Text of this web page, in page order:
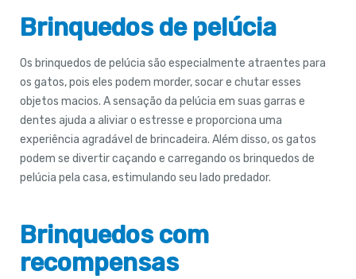
Brinquedos de pelúcia
Os brinquedos de pelúcia são especialmente atraentes para
os gatos, pois eles podem morder, socar e chutar esses
objetos macios. A sensação da pelúcia em suas garras e
dentes ajuda a aliviar o estresse e proporciona uma
experiência agradável de brincadeira. Além disso, os gatos
podem se divertir caçando e carregando os brinquedos de
pelúcia pela casa, estimulando seu lado predador.
Brinquedos com
recompensas